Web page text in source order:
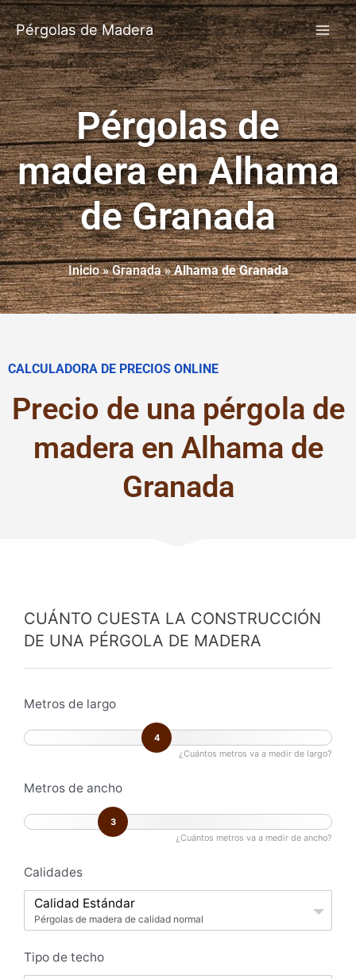
Pérgolas de Madera
Pérgolas de
madera en Alhama
de Granada
Inicio»Granada»Alhama de Granada
CALCULADORA DE PRECIOS ONLINE
Precio de una pérgola de
madera en Alhama de
Granada
CUÁNTO CUESTA LA CONSTRUCCIÓN
DE UNA PÉRGOLA DE MADERA
Metros de largo
4
¿Cuántos metros va a medir de largo?
Metros de ancho
3
¿Cuántos metros va a medir de ancho?
Calidades
Calidad Estándar
Pérgolas de madera de calidad normal
Tipo de techo